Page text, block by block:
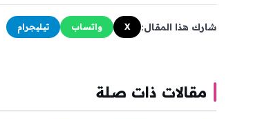
شارك هذا المقال: X واتساب تيليجرام
مقالات ذات صلة